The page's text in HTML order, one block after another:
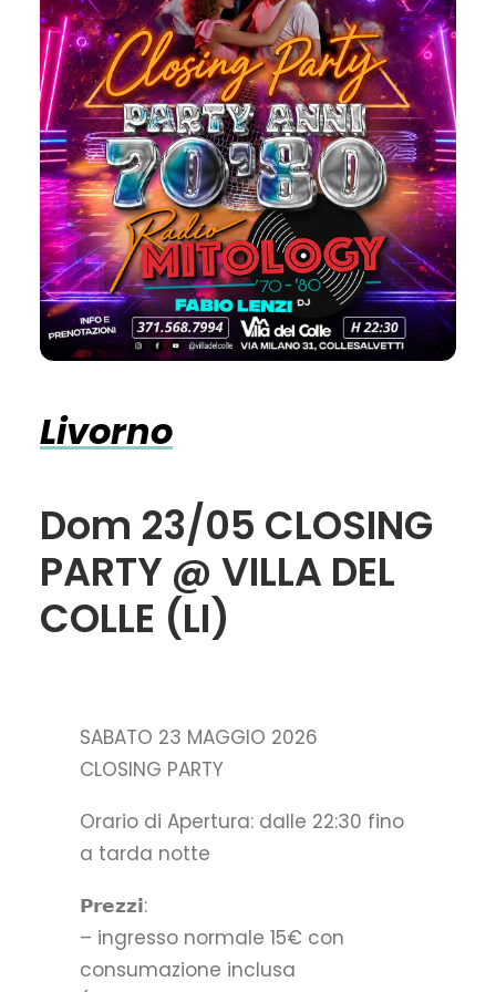
Livorno
Dom 23/05 CLOSING
PARTY @ VILLA DEL
COLLE (LI)
SABATO 23 MAGGIO 2026
CLOSING PARTY
Orario di Apertura: dalle 22:30 fino
a tarda notte
𝗣𝗿𝗲𝘇𝘇𝗶:
– ingresso normale 15€ con
consumazione inclusa